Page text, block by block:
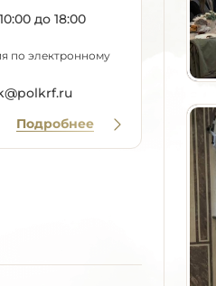
до 18:00
по электронному
Подробнее